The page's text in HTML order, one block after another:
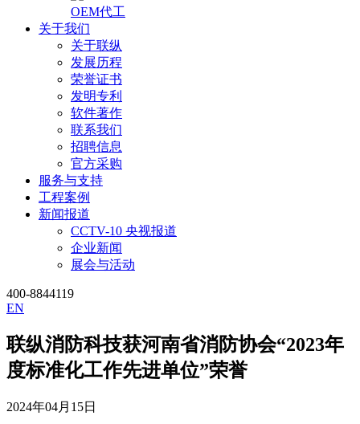
OEM代工
关于我们
关于联纵
发展历程
荣誉证书
发明专利
软件著作
联系我们
招聘信息
官方采购
服务与支持
工程案例
新闻报道
CCTV-10 央视报道
企业新闻
展会与活动
400-8844119
EN
联纵消防科技获河南省消防协会“2023年
度标准化工作先进单位”荣誉
2024年04月15日